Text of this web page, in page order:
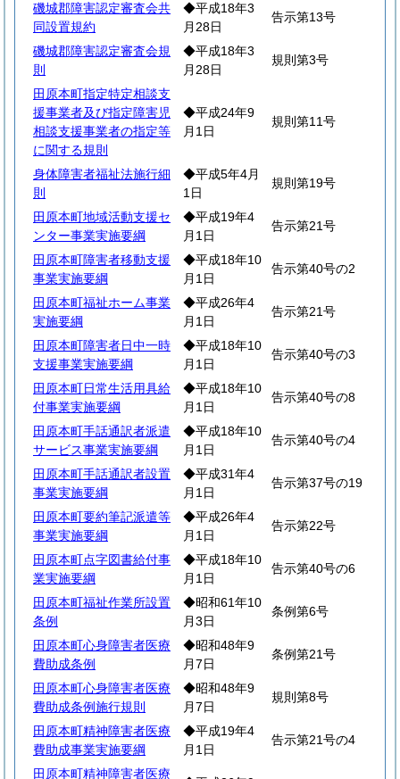
磯城郡障害認定審査会共
同設置規約
◆平成18年3
月28日
告示第13号
磯城郡障害認定審査会規
則
◆平成18年3
月28日
規則第3号
田原本町指定特定相談支
援事業者及び指定障害児
相談支援事業者の指定等
に関する規則
◆平成24年9
月1日
規則第11号
身体障害者福祉法施行細
則
◆平成5年4月
1日
規則第19号
田原本町地域活動支援セ
ンター事業実施要綱
◆平成19年4
月1日
告示第21号
田原本町障害者移動支援
事業実施要綱
◆平成18年10
月1日
告示第40号の2
田原本町福祉ホーム事業
実施要綱
◆平成26年4
月1日
告示第21号
田原本町障害者日中一時
支援事業実施要綱
◆平成18年10
月1日
告示第40号の3
田原本町日常生活用具給
付事業実施要綱
◆平成18年10
月1日
告示第40号の8
田原本町手話通訳者派遣
サービス事業実施要綱
◆平成18年10
月1日
告示第40号の4
田原本町手話通訳者設置
事業実施要綱
◆平成31年4
月1日
告示第37号の19
田原本町要約筆記派遣等
事業実施要綱
◆平成26年4
月1日
告示第22号
田原本町点字図書給付事
業実施要綱
◆平成18年10
月1日
告示第40号の6
田原本町福祉作業所設置
条例
◆昭和61年10
月3日
条例第6号
田原本町心身障害者医療
費助成条例
◆昭和48年9
月7日
条例第21号
田原本町心身障害者医療
費助成条例施行規則
◆昭和48年9
月7日
規則第8号
田原本町精神障害者医療
費助成事業実施要綱
◆平成19年4
月1日
告示第21号の4
田原本町精神障害者医療